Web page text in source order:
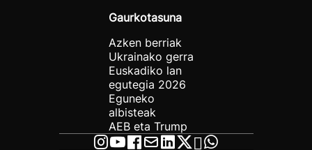
Gaurkotasuna
Azken berriak
Ukrainako gerra
Euskadiko lan
egutegia 2026
Eguneko
albisteak
AEB eta Trump